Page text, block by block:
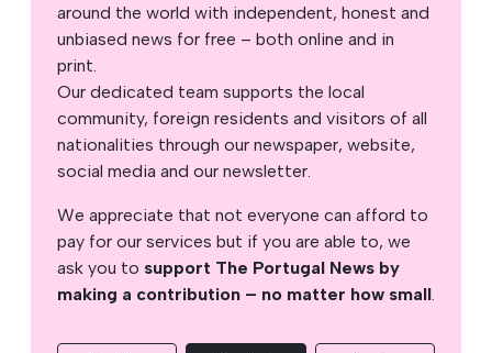
around the world with independent, honest and
unbiased news for free – both online and in
print.
Our dedicated team supports the local
community, foreign residents and visitors of all
nationalities through our newspaper, website,
social media and our newsletter.
We appreciate that not everyone can afford to
pay for our services but if you are able to, we
ask you to support The Portugal News by
making a contribution – no matter how small.